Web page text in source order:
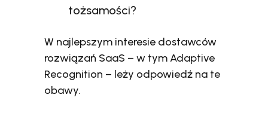
tożsamości?
W najlepszym interesie dostawców
rozwiązań SaaS – w tym Adaptive
Recognition – leży odpowiedź na te
obawy.